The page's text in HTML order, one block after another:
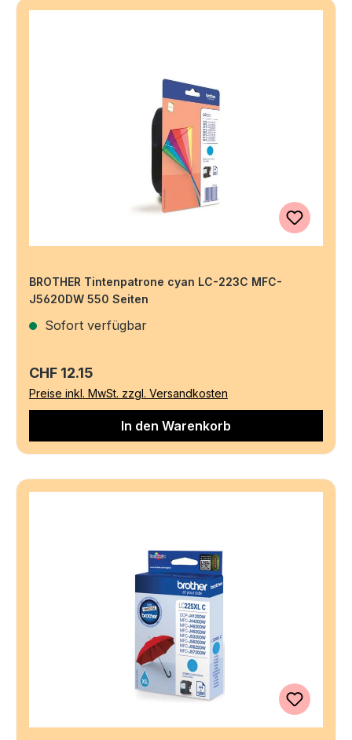
BROTHER Tintenpatrone cyan LC-223C MFC-
J5620DW 550 Seiten
Sofort verfügbar
Regulärer Preis:
CHF 12.15
Preise inkl. MwSt. zzgl. Versandkosten
In den Warenkorb